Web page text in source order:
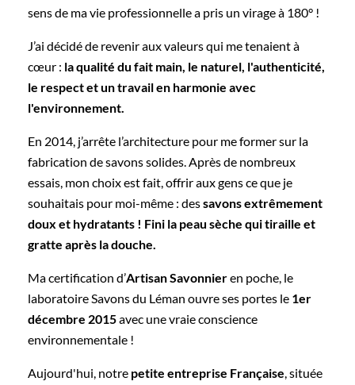
sens de ma vie professionnelle a pris un virage à 180° !
J’ai décidé de revenir aux valeurs qui me tenaient à
cœur : la qualité du fait main, le naturel, l'authenticité,
le respect et un travail en harmonie avec
l'environnement.
En 2014, j’arrête l’architecture pour me former sur la
fabrication de savons solides. Après de nombreux
essais, mon choix est fait, offrir aux gens ce que je
souhaitais pour moi-même : dessavons extrêmement
doux et hydratants ! Fini la peau sèche qui tiraille et
gratte après la douche.
Ma certification d’Artisan Savonnieren poche, le
laboratoire Savons du Léman ouvre ses portes le 1er
décembre 2015avec une vraie conscience
environnementale !
Aujourd'hui, notre petite entreprise Française, située